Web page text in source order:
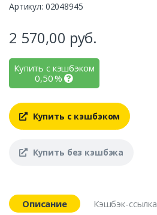
Артикул: 02048945
2 570,00 руб.
Купить с кэшбэком
0,50%
Купить с кэшбэком
Купить без кэшбэка
Описание
Кэшбэк-ссылка